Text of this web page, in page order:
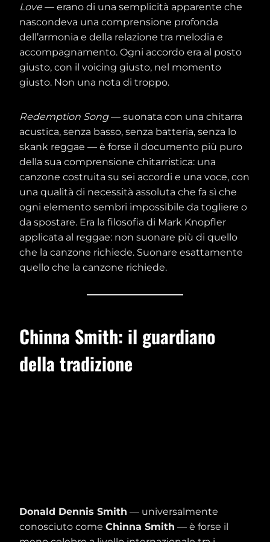
Love— erano di una semplicità apparente che
nascondeva una comprensione profonda
dell’armonia e della relazione tra melodia e
accompagnamento. Ogni accordo era al posto
giusto, con il voicing giusto, nel momento
giusto. Non una nota di troppo.
Redemption Song— suonata con una chitarra
acustica, senza basso, senza batteria, senza lo
skank reggae — è forse il documento più puro
della sua comprensione chitarristica: una
canzone costruita su sei accordi e una voce, con
una qualità di necessità assoluta che fa sì che
ogni elemento sembri impossibile da togliere o
da spostare. Era la filosofia di Mark Knopfler
applicata al reggae: non suonare più di quello
che la canzone richiede. Suonare esattamente
quello che la canzone richiede.
Chinna Smith: il guardiano
della tradizione
Donald Dennis Smith — universalmente
conosciuto come Chinna Smith — è forse il